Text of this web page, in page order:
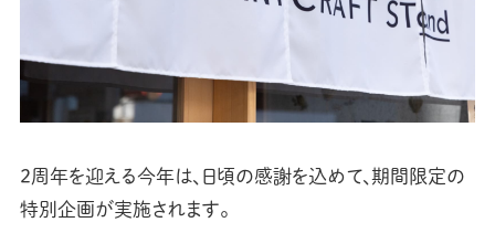
2周年を迎える今年は、日頃の感謝を込めて、期間限定の
特別企画が実施されます。